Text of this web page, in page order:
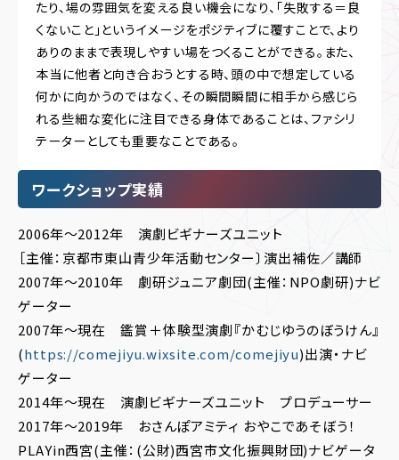
たり、場の雰囲気を変える良い機会になり、「失敗する＝良
くないこと」というイメージをポジティブに覆すことで、より
ありのままで表現しやすい場をつくることができる。また、
本当に他者と向き合おうとする時、頭の中で想定している
何かに向かうのではなく、その瞬間瞬間に相手から感じら
れる些細な変化に注目できる身体であることは、ファシリ
テーターとしても重要なことである。
ワークショップ実績
2006年～2012年 演劇ビギナーズユニット
［主催：京都市東山青少年活動センター〕演出補佐／講師
2007年～2010年 劇研ジュニア劇団(主催：NPO劇研)ナビ
ゲーター
2007年～現在 鑑賞＋体験型演劇『かむじゆうのぼうけん』
(https://comejiyu.wixsite.com/comejiyu)出演・ナビ
ゲーター
2014年～現在 演劇ビギナーズユニット プロデューサー
2017年～2019年 おさんぽアミティ おやこであそぼう！
PLAYin西宮(主催：(公財)西宮市文化振興財団)ナビゲータ